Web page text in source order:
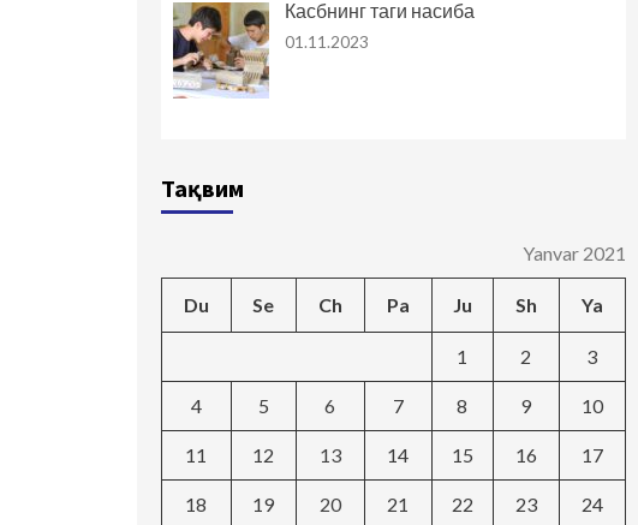
Касбнинг таги насиба
01.11.2023
Тақвим
Yanvar 2021
Du Se Ch Pa Ju Sh Ya
1 2 3
4 5 6 7 8 9 10
11 12 13 14 15 16 17
18 19 20 21 22 23 24